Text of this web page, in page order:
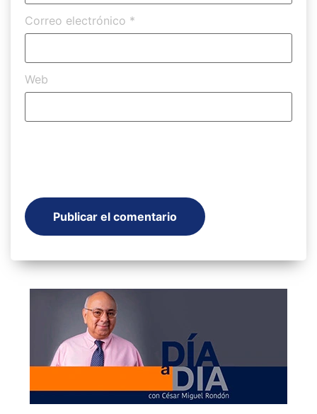
Correo electrónico *
Web